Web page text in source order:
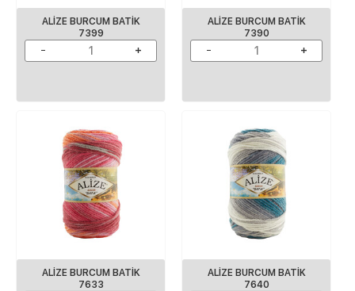
ALIZE BURCUM BATIK
7399
ALIZE BURCUM BATIK
7390
ALIZE BURCUM BATIK
7633
ALIZE BURCUM BATIK
7640